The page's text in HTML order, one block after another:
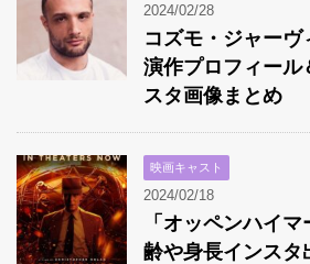
2024/02/28
コズモ・ジャーヴ
演作プロフィール
スタ画像まとめ
映画キャスト
2024/02/18
「オッペンハイ
齢や身長インスタ